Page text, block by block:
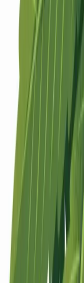
Strains
Standorte